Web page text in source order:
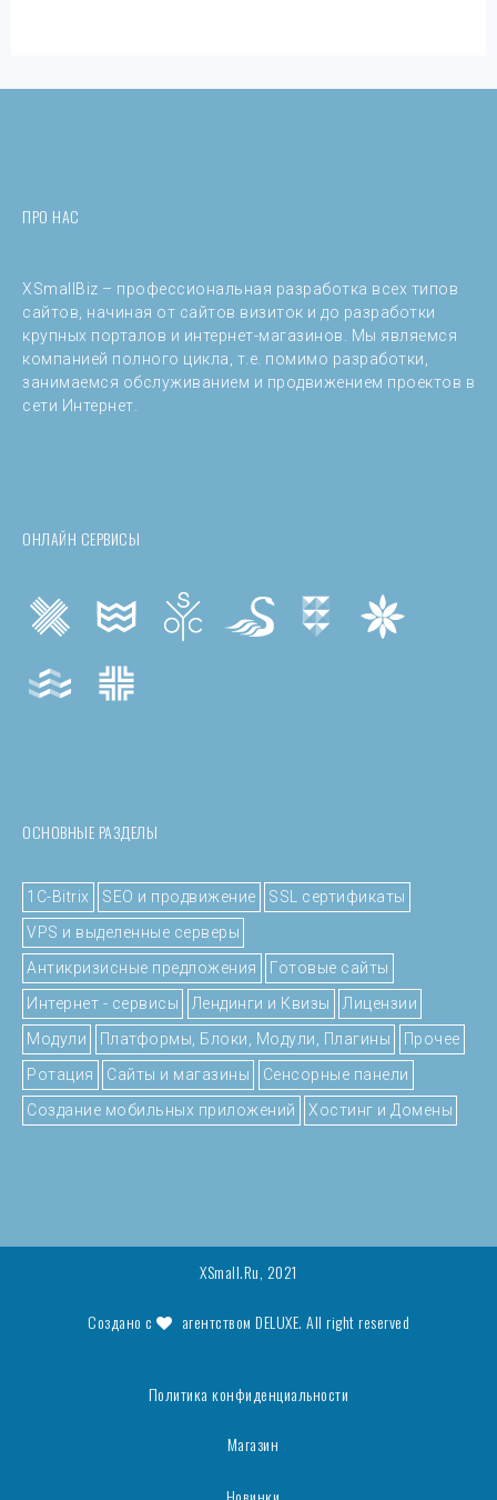
ПРО НАС
XSmallBiz – профессиональная разработка всех типов
сайтов, начиная от сайтов визиток и до разработки
крупных порталов и интернет-магазинов. Мы являемся
компанией полного цикла, т.е. помимо разработки,
занимаемся обслуживанием и продвижением проектов в
сети Интернет.
ОНЛАЙН СЕРВИСЫ
ОСНОВНЫЕ РАЗДЕЛЫ
1C-Bitrix SEO и продвижение
SSL сертификаты
VPS и выделенные серверы
Антикризисные предложения
Готовые сайты
Интернет - сервисы
Лендинги и Квизы
Лицензии
Модули
Платформы, Блоки, Модули, Плагины
Прочее
Ротация
Сайты и магазины
Сенсорные панели
Создание мобильных приложений
Хостинг и Домены
XSmall.Ru, 2021
Создано с агентством DELUXE. All right reserved
Политика конфиденциальности
Магазин